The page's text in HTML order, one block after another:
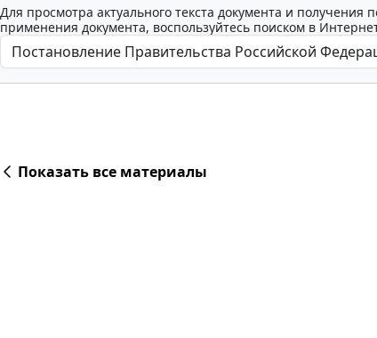
Для просмотра актуального текста документа и
применения документа, воспользуйтесь поиском в
Показать все материалы